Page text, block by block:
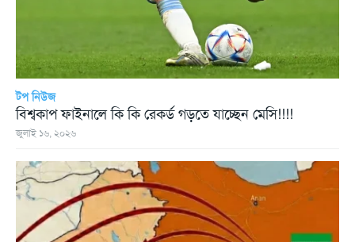
টপ নিউজ
বিশ্বকাপ ফাইনালে কি কি রেকর্ড গড়তে যাচ্ছেন মেসি!!!!
জুলাই ১৬, ২০২৬